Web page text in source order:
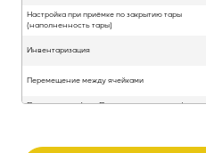
Настройка при приёмке по закрытию тары
(наполненность тары)
Инвентаризация
Перемещение между ячейками
Прием товара (док. Поступления, кол-во факт,